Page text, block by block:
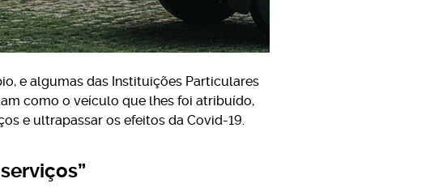
e algumas das Instituições Particulares
como o veículo que lhes foi atribuído,
e ultrapassar os efeitos da Covid-19.